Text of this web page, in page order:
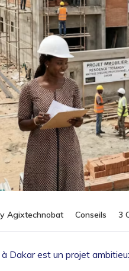
Agixtechnobat Conseils 3
Dakar est un projet